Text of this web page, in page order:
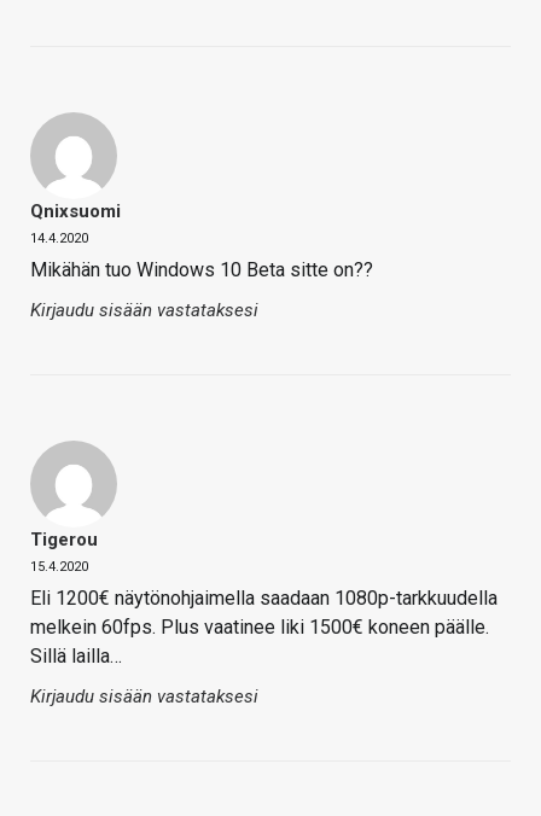
Qnixsuomi
14.4.2020
Mikähän tuo Windows 10 Beta sitte on??
Kirjaudu sisään vastataksesi
Tigerou
15.4.2020
Eli 1200€ näytönohjaimella saadaan 1080p-tarkkuudella
melkein 60fps. Plus vaatinee liki 1500€ koneen päälle.
Sillä lailla…
Kirjaudu sisään vastataksesi